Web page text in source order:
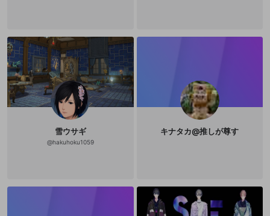
雪ウサギ
@hakuhoku1059
キナタカ@推しが尊す